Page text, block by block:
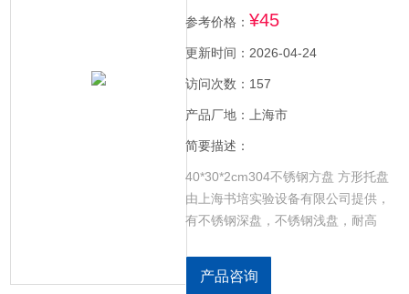
参考价格： ¥45
更新时间：2026-04-24
访问次数：157
产品厂地：上海市
简要描述：
40*30*2cm304不锈钢方盘 方形托盘
由上海书培实验设备有限公司提供，
有不锈钢深盘，不锈钢浅盘，耐高
元素的流失。采用标准304不锈钢板
产品咨询